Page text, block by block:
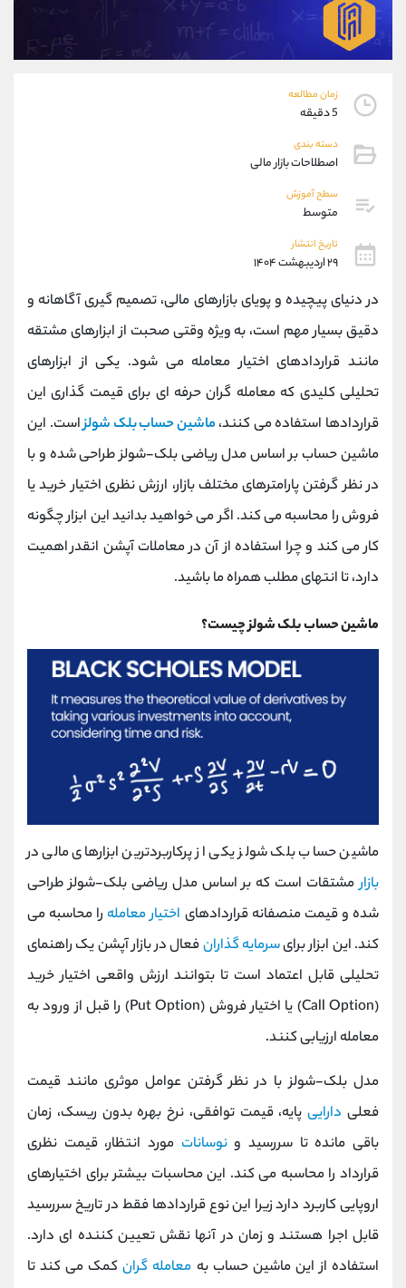
زمان مطالعه
5 دقیقه
دسته بندی
اصطلاحات بازار مالی
سطح آموزش
متوسط
تاریخ انتشار
۲۹ اردیبهشت ۱۴۰۴
در دنیای پیچیده و پویای بازارهای مالی، تصمیم گیری آگاهانه و
دقیق بسیار مهم است، به ویژه وقتی صحبت از ابزارهای مشتقه
مانند قراردادهای اختیار معامله می شود. یکی از ابزارهای
تحلیلی کلیدی که معامله گران حرفه ای برای قیمت گذاری این
قراردادها استفاده می کنند، ماشین حساب بلک شولزاست. این
ماشین حساب بر اساس مدل ریاضی بلک-شولز طراحی شده و با
در نظر گرفتن پارامترهای مختلف بازار، ارزش نظری اختیار خرید یا
فروش را محاسبه می کند. اگر می خواهید بدانید این ابزار چگونه
کار می کند و چرا استفاده از آن در معاملات آپشن انقدر اهمیت
دارد، تا انتهای مطلب همراه ما باشید.
ماشین حساب بلک شولز چیست؟
ماشین حساب بلک شولز یکی از پرکاربردترین ابزارهای مالی در
بازارمشتقات است که بر اساس مدل ریاضی بلک-شولز طراحی
شده و قیمت منصفانه قراردادهای اختیار معامله را محاسبه می
کند. این ابزار برایسرمایه گذارانفعال در بازار آپشن یک راهنمای
تحلیلی قابل اعتماد است تا بتوانند ارزش واقعی اختیار خرید
(Call Option) یا اختیار فروش (Put Option) را قبل از ورود به
معامله ارزیابی کنند.
مدل بلک-شولز با در نظر گرفتن عوامل موثری مانند قیمت
فعلی داراییپایه، قیمت توافقی، نرخ بهره بدون ریسک، زمان
باقی مانده تا سررسید ونوسانات مورد انتظار، قیمت نظری
قرارداد را محاسبه می کند. این محاسبات بیشتر برای اختیارهای
اروپایی کاربرد دارد زیرا این نوع قراردادها فقط در تاریخ سررسید
قابل اجرا هستند و زمان در آنها نقش تعیین کننده ای دارد.
استفاده از این ماشین حساب به معامله گرانکمک می کند تا
09194198792
واتساپ
تلگرام @Armteam_admin_33
پشتیبان فروش
موبایل
اطلاعات تماس
تلفن 021-22021030
021-22021040
بدون پیش شماره
اینستاگرام @alireza.mehrabii
کانال تلگرام @alirezamehrabi_com
@alirezamehrabi_official